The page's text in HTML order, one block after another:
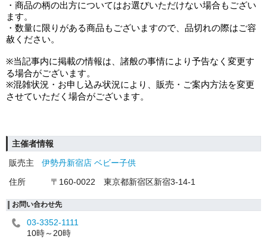
・商品の柄の出方についてはお選びいただけない場合もござい
ます。
・数量に限りがある商品もございますので、品切れの際はご容
赦ください。
※当記事内に掲載の情報は、諸般の事情により予告なく変更す
る場合がございます。
※混雑状況・お申し込み状況により、販売・ご案内方法を変更
させていただく場合がございます。
主催者情報
販売主
伊勢丹新宿店 ベビー子供
住所
〒160-0022 東京都新宿区新宿3-14-1
お問い合わせ先
03-3352-1111
10時～20時